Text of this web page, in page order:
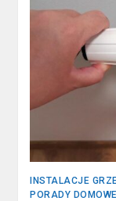
INSTALACJE
PORADY DOMOWE